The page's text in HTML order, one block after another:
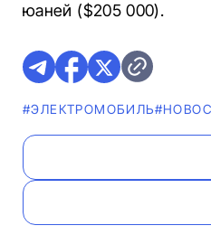
юаней ($205 000).
#ЭЛЕКТРОМОБИЛЬ